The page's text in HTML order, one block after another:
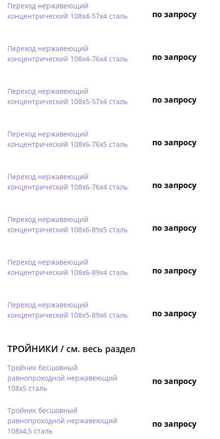
Переход нержавеющий
концентрический 108х4-57х4 сталь
по запросу
Переход нержавеющий
концентрический 108х4-76х4 сталь
по запросу
Переход нержавеющий
концентрический 108х5-57х4 сталь
по запросу
Переход нержавеющий
концентрический 108х6-76х5 сталь
по запросу
Переход нержавеющий
концентрический 108х6-76х4 сталь
по запросу
Переход нержавеющий
концентрический 108х6-89х5 сталь
по запросу
Переход нержавеющий
концентрический 108х6-89х4 сталь
по запросу
Переход нержавеющий
концентрический 108х5-89х6 сталь
по запросу
ТРОЙНИКИ / см. весь раздел
Тройник бесшовный
равнопроходной нержавеющий
108х5 сталь
по запросу
Тройник бесшовный
равнопроходной нержавеющий
108х4,5 сталь
по запросу